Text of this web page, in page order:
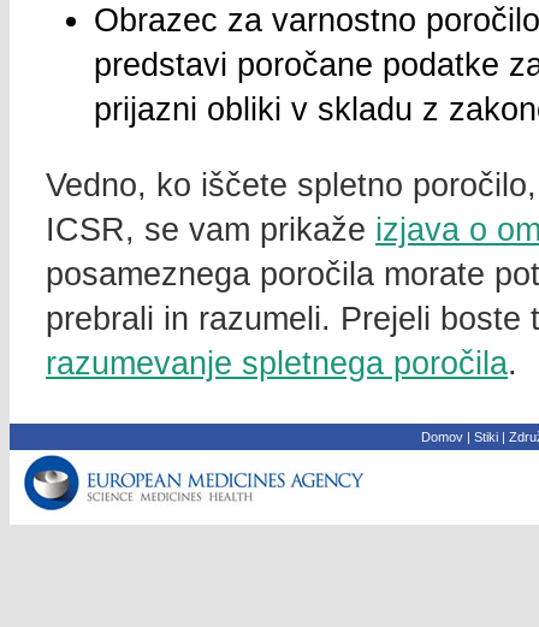
Obrazec za varnostno
predstavi poročane podatke
prijazni obliki v skladu z
Vedno, ko iščete spletno
ICSR, se vam prikaže izjava o
posameznega poročila morate
prebrali in razumeli. Prejeli
razumevanje spletnega poročila.
Domov| Stiki|